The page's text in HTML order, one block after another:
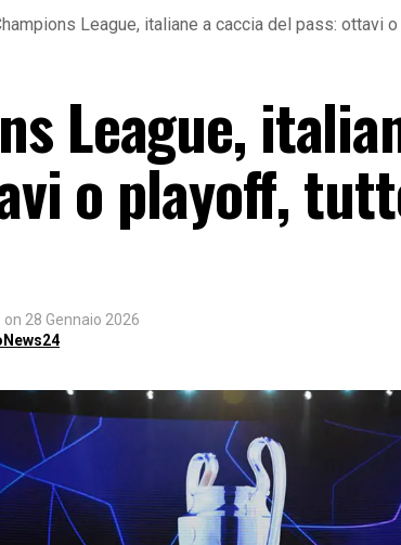
League, italiane a caccia del pass:
League,
o playoff,
on 28 Gennaio 2026